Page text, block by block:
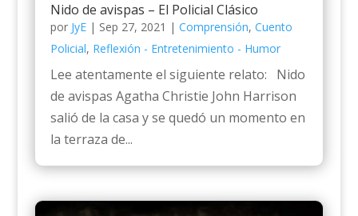
Nido de avispas – El Policial Clásico
por JyE| Sep 27, 2021 | Comprensión, Cuento
Policial, Reflexión - Entretenimiento - Humor
Lee atentamente el siguiente relato: Nido
de avispas Agatha Christie John Harrison
salió de la casa y se quedó un momento en
la terraza de...